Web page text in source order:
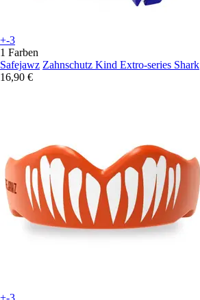
+-3
1 Farben
Safejawz Zahnschutz Kind Extro-series Shark
16,90 €